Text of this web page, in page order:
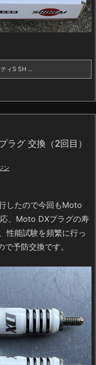
ィS SH ...
ラグ 交換（2回目）
ン
したので今回もMoto
、Moto DXプラグの寿
性能試験を頻繁に行っ
予防交換です。